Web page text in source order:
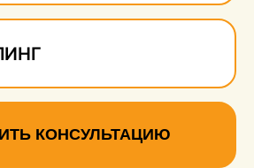
КОНСУЛЬТАЦИЮ